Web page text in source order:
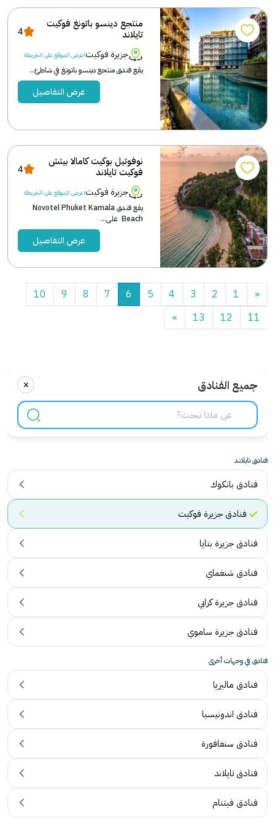
منتجع دينسو باتونغ فوكيت
تايلاند
4
جزيرة فوكيتاعرض الموقع على الخريطة
يقع فندق منتجع دينسو باتونغ في شاطئ...
عرض التفاصيل
نوفوتيل بوكيت كامالا بيتش
فوكيت تايلاند
4
جزيرة فوكيتاعرض الموقع على الخريطة
يقع فندق Novotel Phuket Kamala
Beach على...
عرض التفاصيل
«
1
2
3
4
5
6
7
8
9
10
11
12
13
»
جميع الفنادق ×
فنادق تايلاند
فنادق بانكوك
فنادق جزيرة فوكيت
فنادق جزيرة بتايا
فنادق شنغماي
فنادق جزيرة كرابي
فنادق جزيرة ساموي
فنادق في وجهات أخرى
فنادق ماليزيا
فنادق اندونيسيا
فنادق سنغافورة
فنادق تايلاند
فنادق فيتنام